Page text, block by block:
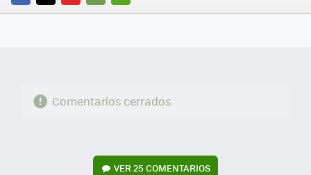
FACEBOOK
TWITTERFLIPBOARD
E-
WHATSAPP
Comentarios cerrados
VER25 COMENTARIOS